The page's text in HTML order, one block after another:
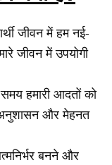
जीवन में हम नई-
जीवन में उपयोगी
हमारी आदतों को
और मेहनत
बनने और